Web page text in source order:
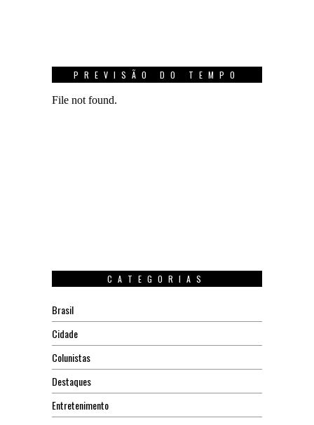
PREVISÃO DO TEMPO
CATEGORIAS
Brasil
Cidade
Colunistas
Destaques
Entretenimento